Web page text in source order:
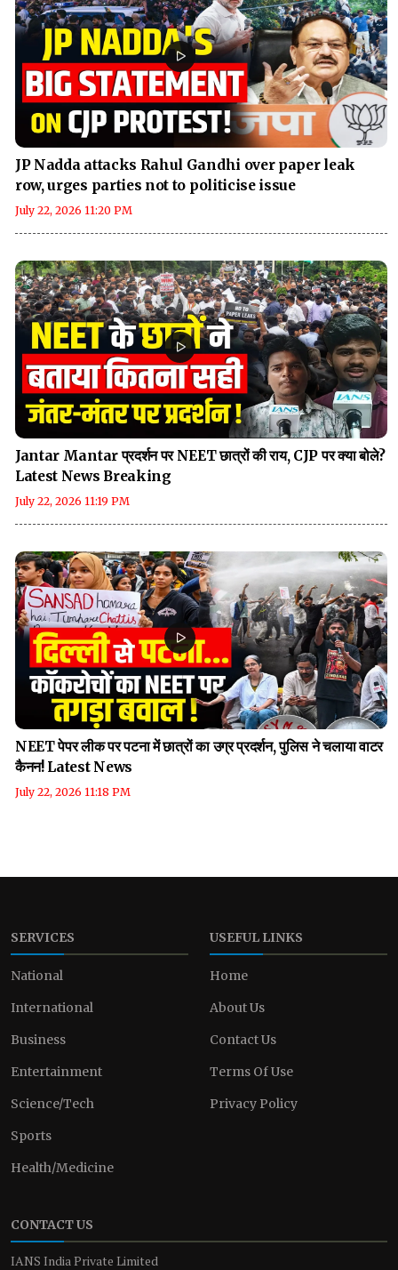
JP Nadda attacks Rahul Gandhi over paper leak
row, urges parties not to politicise issue
July 22, 2026 11:20 PM
Jantar Mantar प्रदर्शन पर NEET छात्रों की राय, CJP पर क्या बोले?
Latest News Breaking
July 22, 2026 11:19 PM
NEET पेपर लीक पर पटना में छात्रों का उग्र प्रदर्शन, पुलिस ने चलाया वाटर
कैनन! Latest News
July 22, 2026 11:18 PM
SERVICES
National
International
Business
Entertainment
Science/Tech
Sports
Health/Medicine
USEFUL LINKS
Home
About Us
Contact Us
Terms Of Use
Privacy Policy
CONTACT US
IANS India Private Limited